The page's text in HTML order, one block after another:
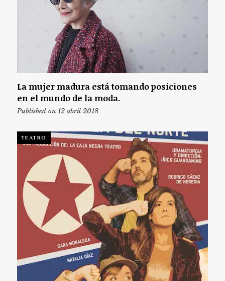
La mujer madura está tomando posiciones
en el mundo de la moda.
Published on 12 abril 2018
TEATRO